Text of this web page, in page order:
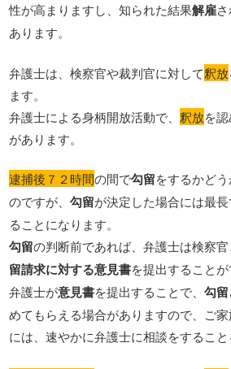
性が高まりますし、知られた結果解雇
あります。
弁護士は、検察官や裁判官に対して釈放
ます。
弁護士による身柄開放活動で、釈放を
があります。
逮捕後７２時間の間で勾留をするかど
のですが、勾留が決定した場合には最
ることになります。
勾留の判断前であれば、弁護士は検察
留請求に対する意見書を提出することが
弁護士が意見書を提出することで、勾留
めてもらえる場合がありますので、ご
には、速やかに弁護士に相談をすること